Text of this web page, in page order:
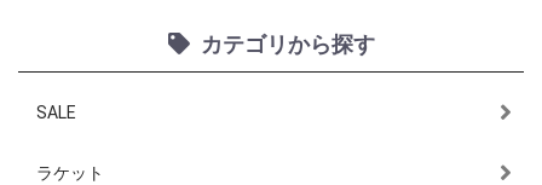
カテゴリから探す
SALE
ラケット